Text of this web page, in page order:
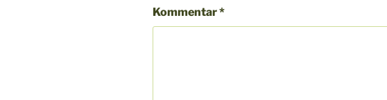
Kommentar*